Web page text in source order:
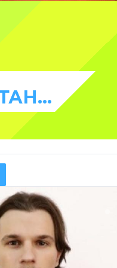
КОНСТАНТИН